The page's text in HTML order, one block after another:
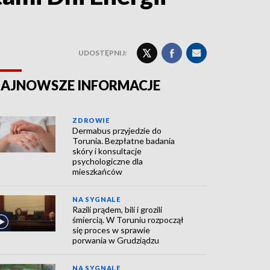
UDOSTĘPNIJ:
INFORMACJE
ZDROWIE
Dermabus przyjedzie do
Torunia. Bezpłatne badania
skóry i konsultacje
psychologiczne dla
mieszkańców
NA SYGNALE
Razili prądem, bili i grozili
śmiercią. W Toruniu rozpoczął
się proces w sprawie
porwania w Grudziądzu
NA SYGNALE